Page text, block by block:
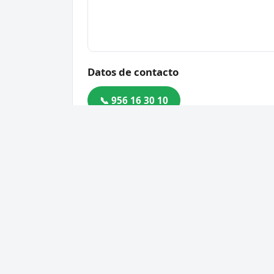
Datos de contacto
📞 956 16 30 10